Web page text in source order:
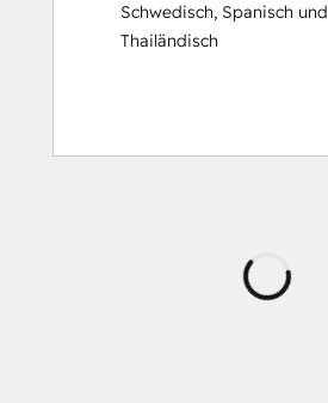
Schwedisch, Spanisch und
Thailändisch
Wird
geladen